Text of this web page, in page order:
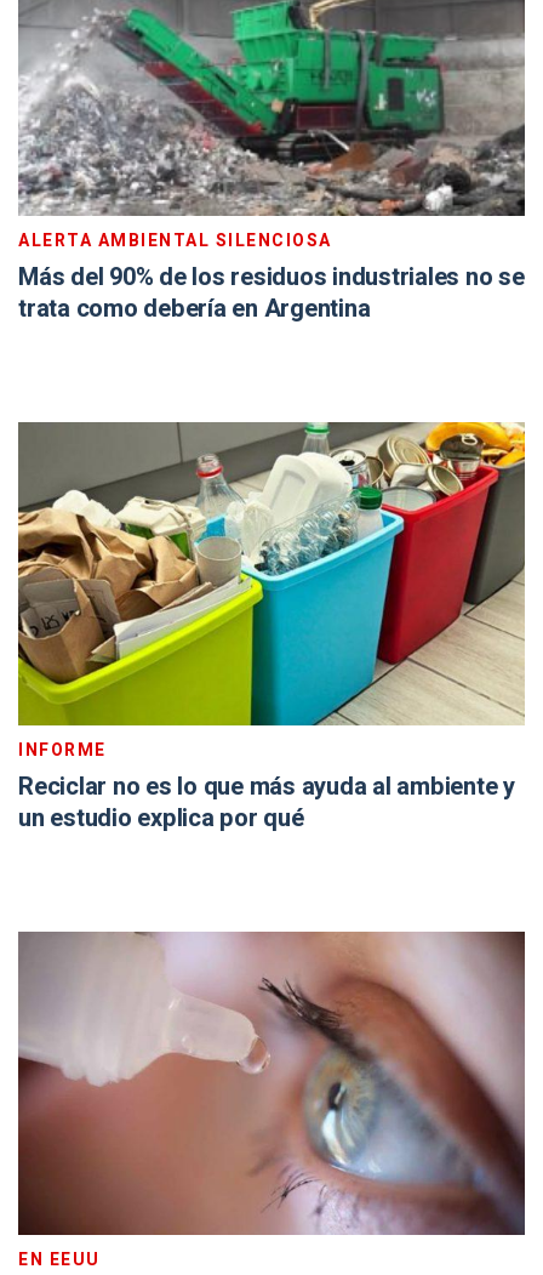
ALERTA AMBIENTAL SILENCIOSA
Más del 90% de los residuos industriales no se
trata como debería en Argentina
INFORME
Reciclar no es lo que más ayuda al ambiente y
un estudio explica por qué
EN EEUU